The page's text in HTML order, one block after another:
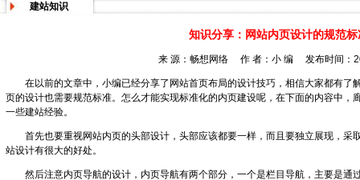
建站知识
知识分享：网站内页设计的规范标
来 源：畅想网络 作 者：小 编 发布时间：
在以前的文章中，小编已经分享了网站首页布局的设计技巧，相信大家都有了
页的设计也需要规范标准。怎么才能实现标准化的内页建设呢，在下面的内容中，
一些建站经验。
首先也要重视网站内页的头部设计，头部应该都要一样，而且要独立展现，采
站设计有很大的好处。
然后注意内页导航的设计，内页导航有两个部分，一个是栏目导航，主要是通